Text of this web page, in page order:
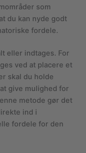
som
du kan nyde godt
fordele.
eller indtages. For
ved at placere et
skal du holde
give mulighed for
metode gør det
ind i
fordele for den